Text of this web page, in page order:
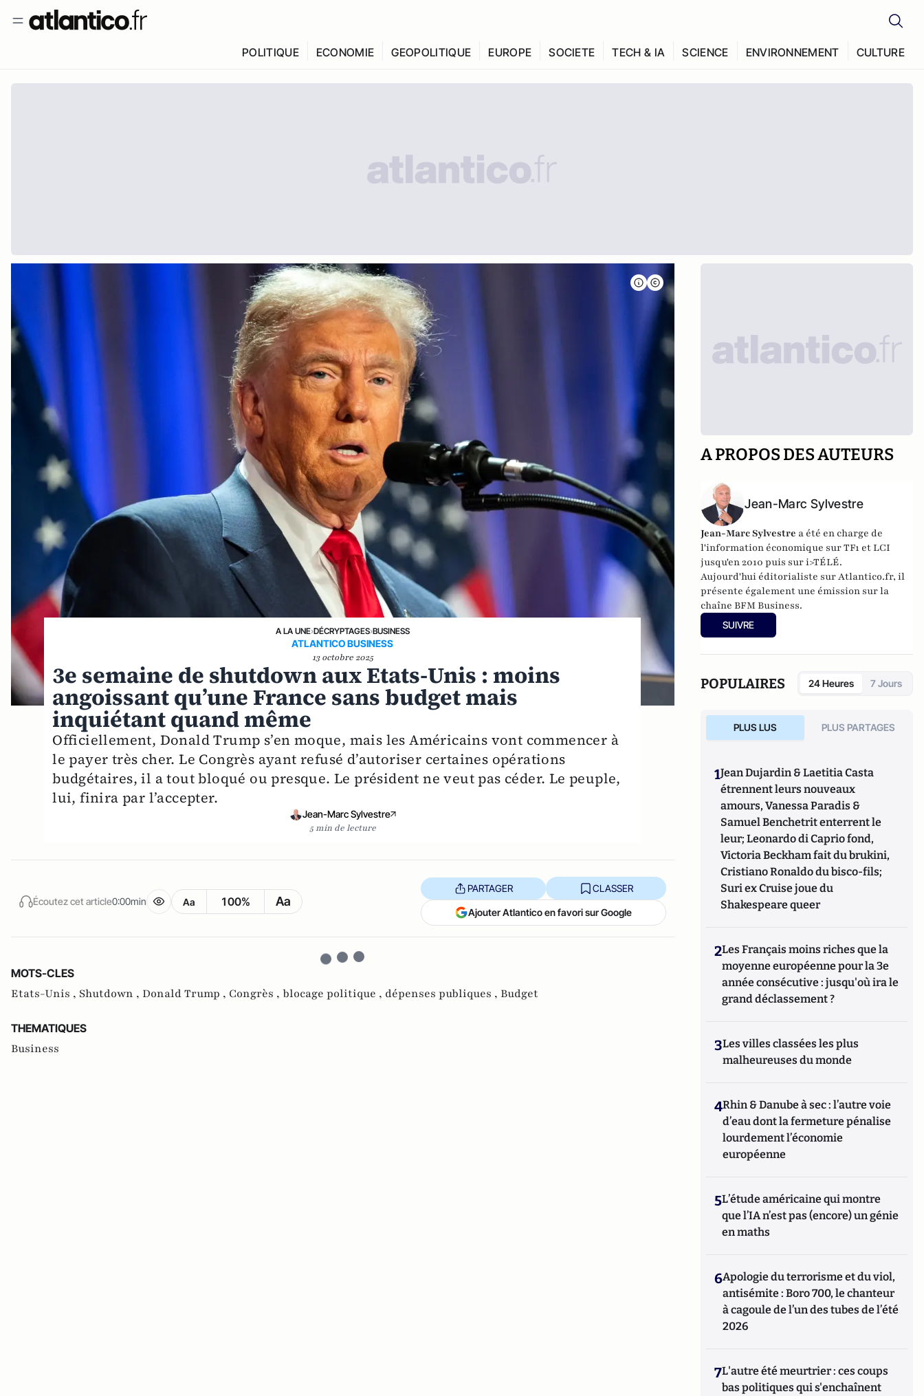
POLITIQUE ECONOMIE GEOPOLITIQUE EUROPE SOCIETE TECH & IA SCIENCE ENVIRONNEMENT CULTURE
A LA UNE›DÉCRYPTAGES›BUSINESS
ATLANTICO BUSINESS
13 octobre 2025
3e semaine de shutdown aux Etats-Unis : moins
angoissant qu’une France sans budget mais
inquiétant quand même
Officiellement, Donald Trump s’en moque, mais les Américains vont commencer à
le payer très cher. Le Congrès ayant refusé d’autoriser certaines opérations
budgétaires, il a tout bloqué ou presque. Le président ne veut pas céder. Le peuple,
lui, finira par l’accepter.
Jean-Marc Sylvestre
5 min de lecture
Écoutez cet article0:00min Aa 100% Aa
PARTAGER CLASSER
Ajouter Atlantico en favori sur Google
MOTS-CLES
Etats-Unis , Shutdown , Donald Trump , Congrès , blocage politique , dépenses publiques , Budget
THEMATIQUES
Business
A PROPOS DES AUTEURS
Jean-Marc Sylvestre
Jean-Marc Sylvestre a été en charge de
l'information économique sur TF1 et LCI
jusqu'en 2010 puis sur i>TÉLÉ.
Aujourd'hui éditorialiste sur Atlantico.fr, il
présente également une émission sur la
chaîne BFM Business.
SUIVRE
POPULAIRES 24 Heures 7 Jours
PLUS LUS PLUS PARTAGES
1Jean Dujardin & Laetitia Casta
étrennent leurs nouveaux
amours, Vanessa Paradis &
Samuel Benchetrit enterrent le
leur; Leonardo di Caprio fond,
Victoria Beckham fait du brukini,
Cristiano Ronaldo du bisco-fils;
Suri ex Cruise joue du
Shakespeare queer
2Les Français moins riches que la
moyenne européenne pour la 3e
année consécutive : jusqu'où ira le
grand déclassement ?
3Les villes classées les plus
malheureuses du monde
4Rhin & Danube à sec : l’autre voie
d’eau dont la fermeture pénalise
lourdement l’économie
européenne
5L’étude américaine qui montre
que l’IA n’est pas (encore) un génie
en maths
6Apologie du terrorisme et du viol,
antisémite : Boro 700, le chanteur
à cagoule de l’un des tubes de l’été
2026
7L'autre été meurtrier : ces coups
bas politiques qui s'enchaînent